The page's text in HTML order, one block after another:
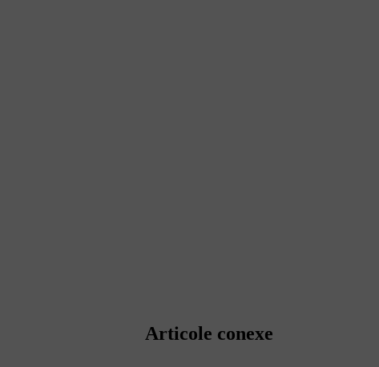
Articole conexe